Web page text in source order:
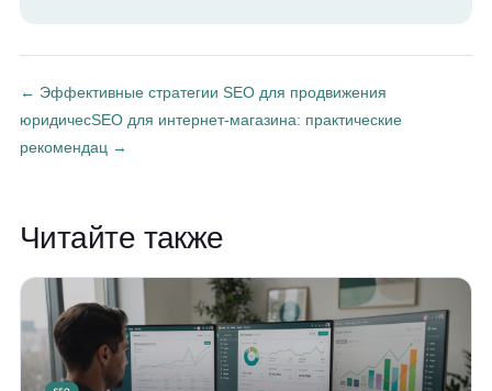
← Эффективные стратегии SEO для продвижения
юридичесSEO для интернет-магазина: практические
рекомендац →
Читайте также